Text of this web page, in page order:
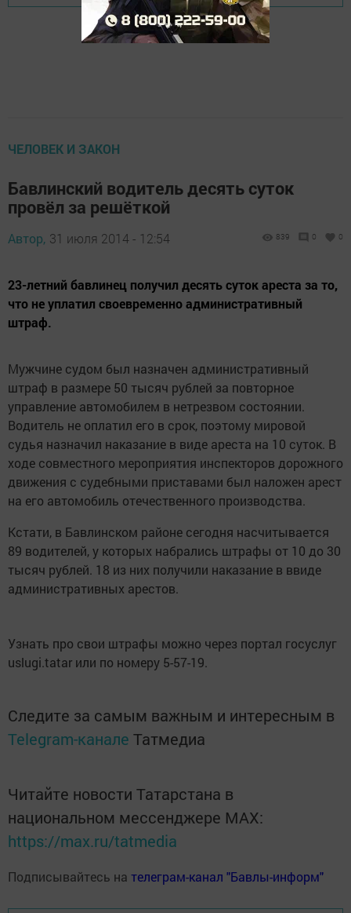
ЧЕЛОВЕК И ЗАКОН
Бавлинский водитель десять суток
провёл за решёткой
Автор, 31 июля 2014 - 12:54 839 0 0
23-летний бавлинец получил десять суток ареста за то,
что не уплатил своевременно административный
штраф.
Мужчине судом был назначен административный
штраф в размере 50 тысяч рублей за повторное
управление автомобилем в нетрезвом состоянии.
Водитель не оплатил его в срок, поэтому мировой
судья назначил наказание в виде ареста на 10 суток. В
ходе совместного мероприятия инспекторов дорожного
движения с судебными приставами был наложен арест
на его автомобиль отечественного производства.
Кстати, в Бавлинском районе сегодня насчитывается
89 водителей, у которых набрались штрафы от 10 до 30
тысяч рублей. 18 из них получили наказание в ввиде
административных арестов.
Узнать про свои штрафы можно через портал госуслуг
uslugi.tatar или по номеру 5-57-19.
Следите за самым важным и интересным в
Telegram-канале Татмедиа
Читайте новости Татарстана в
национальном мессенджере MАХ:
https://max.ru/tatmedia
Подписывайтесь на телеграм-канал "Бавлы-информ"